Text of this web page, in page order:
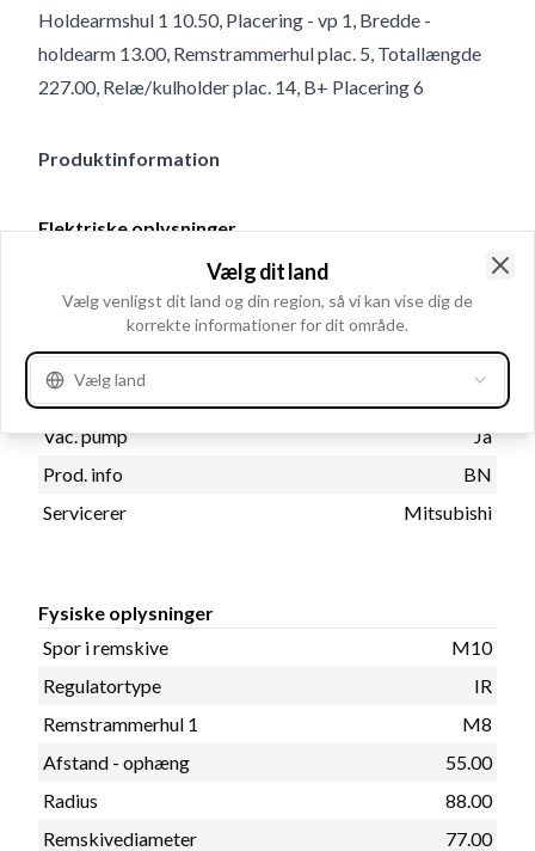
Holdearmshul 1 10.50, Placering - vp 1, Bredde -
holdearm 13.00, Remstrammerhul plac. 5, Totallængde
227.00, Relæ/kulholder plac. 14, B+ Placering 6
Produktinformation
Elektriske oplysninger
Amp.
75
Katalog oplysninger
Vac. pump
Ja
Prod. info
BN
Servicerer
Mitsubishi
Fysiske oplysninger
Spor i remskive
M10
Regulatortype
IR
Remstrammerhul 1
M8
Afstand - ophæng
55.00
Radius
88.00
Remskivediameter
77.00
Vælg dit land
Vælg venligst dit land og din region, så vi kan vise dig de
korrekte informationer for dit område.
Vælg land